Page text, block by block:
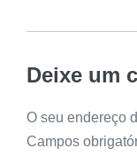
Deixe um
O seu endereço
Campos